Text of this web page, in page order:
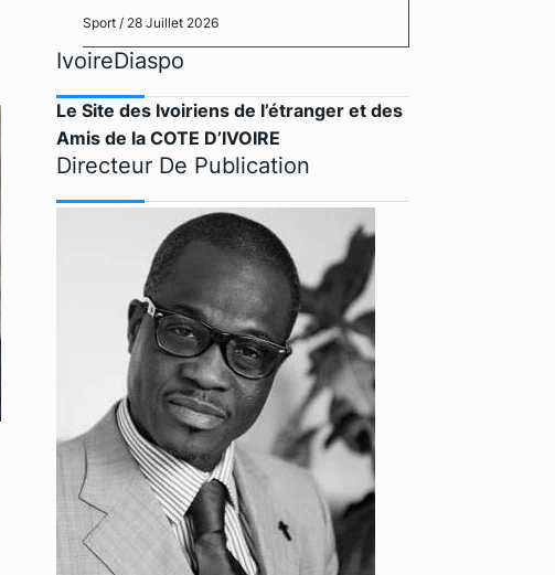
Sport / 28 Juillet 2026
IvoireDiaspo
Le Site des Ivoiriens de l’étranger et des
Amis de la COTE D’IVOIRE
Directeur De Publication